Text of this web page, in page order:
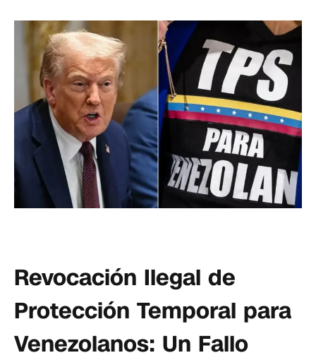
Revocación Ilegal de
Protección Temporal para
Venezolanos: Un Fallo